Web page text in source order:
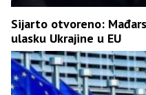
Sijarto otvoreno:
ulasku Ukrajine u EU